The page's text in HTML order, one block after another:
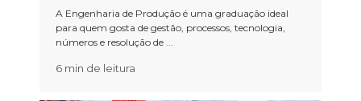
A Engenharia de Produção é uma graduação ideal
para quem gosta de gestão, processos, tecnologia,
números e resolução de ...
6 min de leitura